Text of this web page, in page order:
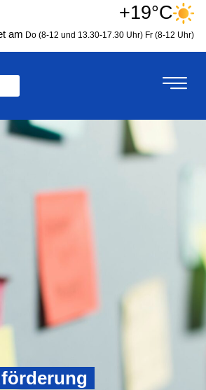
+19°C
am Do (8-12 und 13.30-17.30 Uhr) Fr (8-12 Uhr)